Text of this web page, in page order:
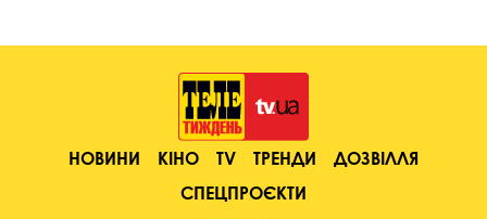
НОВИНИ КІНО TV ТРЕНДИ
ДОЗВІЛЛЯ
СПЕЦПРОЄКТИ